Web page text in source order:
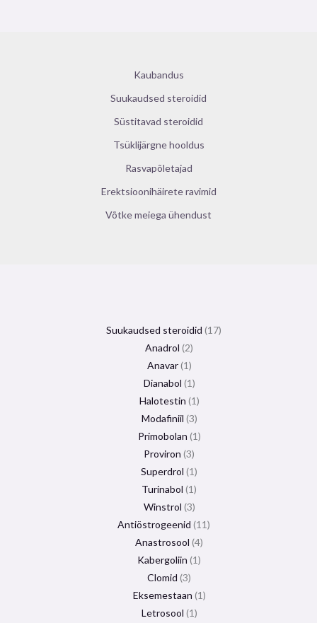
Kaubandus
Suukaudsed steroidid
Süstitavad steroidid
Tsüklijärgne hooldus
Rasvapõletajad
Erektsioonihäirete ravimid
Võtke meiega ühendust
Suukaudsed steroidid 17
Anadrol 2
Anavar 1
Dianabol 1
Halotestin 1
Modafiniil 3
Primobolan 1
Proviron 3
Superdrol 1
Turinabol 1
Winstrol 3
Antiöstrogeenid 11
Anastrosool 4
Kabergoliin 1
Clomid 3
Eksemestaan ​​1
Letrosool 1